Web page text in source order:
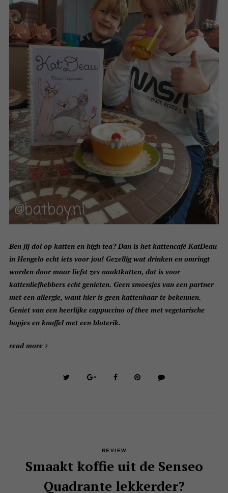
Ben jij dol op katten en high tea? Dan is het kattencafé KatDeau
in Hengelo echt iets voor jou! Gezellig wat drinken en omringt
worden door maar liefst zes naaktkatten, dat is voor
kattenliefhebbers echt genieten. Geen smoesjes van een partner
met een allergie, want hier is geen kattenhaar te bekennen.
Geniet van een heerlijke cappuccino of thee met vegetarische
hapjes en knuffel met een bloterik.
read more
REVIEW
Smaakt koffie uit de Senseo
Quadrante lekkerder?